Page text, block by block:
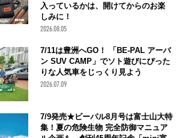
入っているかは、開けてからのお楽
しみに！
2026.08.05
7/11は豊洲へGO！ 「BE-PAL アーバ
ン SUV CAMP」でソト遊びにぴった
りな人気車をじっくり見よう
2026.07.09
7/9発売★ビーパル8月号は富士山大特
集！夏の危険生物 完全防御マニュア